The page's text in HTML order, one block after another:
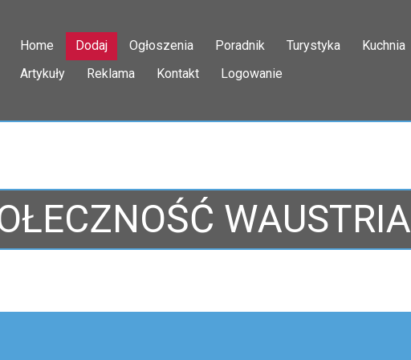
Home Dodaj Ogłoszenia Poradnik Turystyka Kuchnia
Artykuły
Reklama Kontakt Logowanie
WAUSTRIA